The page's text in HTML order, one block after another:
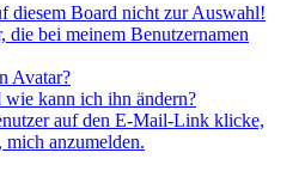
diesem Board nicht zur Auswahl!
die bei meinem Benutzernamen
Avatar?
wie kann ich ihn ändern?
auf den E-Mail-Link klicke,
anzumelden.